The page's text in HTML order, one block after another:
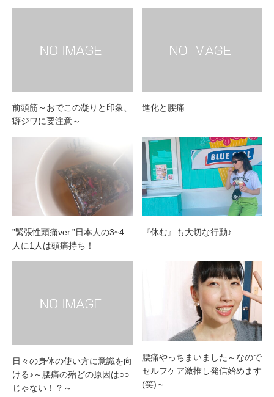
前頭筋～おでこの凝りと印象、
癖ジワに要注意～
進化と腰痛
”緊張性頭痛ver.”日本人の3~4
人に1人は頭痛持ち！
『休む』も大切な行動♪
日々の身体の使い方に意識を向
ける♪～腰痛の殆どの原因は○○
じゃない！？～
腰痛やっちまいました～なので
セルフケア激推し発信始めます
(笑)～